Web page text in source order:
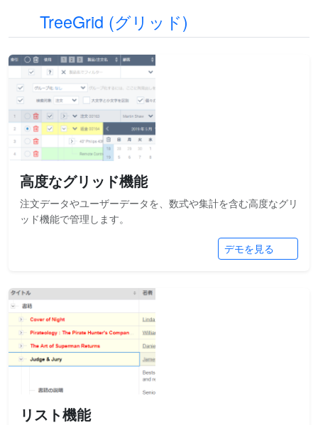
TreeGrid (グリッド)
高度なグリッド機能
注文データやユーザーデータを、数式や集計を含む高度なグリ
ッド機能で管理します。
デモを見る
リスト機能